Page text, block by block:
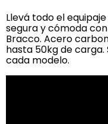
Llevá todo el
segura y cómoda
Bracco. Acero
hasta 50kg de
cada modelo.